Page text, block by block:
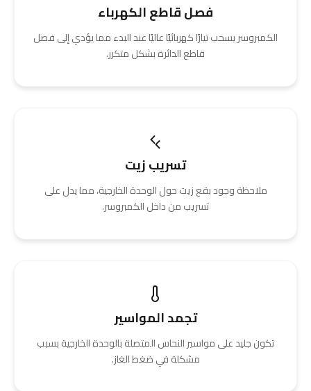
فصل قاطع الكهرباء
الكمبروسر يسحب تيارًا كهربائيًا عاليًا عند البدء مما يؤدي إلى فصل
قاطع الدائرة بشكل متكرر.
تسريب زيت
ملاحظة وجود بقع زيت حول الوحدة الخارجية، مما يدل على
تسريب من داخل الكمبروسر.
تجمد المواسير
تكون جليد على مواسير النحاس المتصلة بالوحدة الخارجية بسبب
مشكلة في ضغط الغاز.